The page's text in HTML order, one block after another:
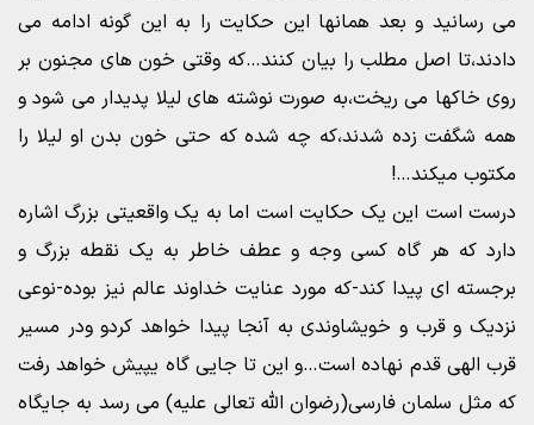
می رسانید و بعد همانها این حکایت را به این گونه ادامه می
دادند،تا اصل مطلب را بیان کنند…که وقتی خون های مجنون بر
روی خاکها می ریخت،به صورت نوشته های لیلا پدیدار می شود و
همه شگفت زده شدند،که چه شده که حتی خون بدن او لیلا را
مکتوب میکند…!
درست است این یک حکایت است اما به یک واقعیتی بزرگ اشاره
دارد که هر گاه کسی وجه و عطف خاطر به یک نقطه بزرگ و
برجسته ای پیدا کند-که مورد عنایت خداوند عالم نیز بوده-نوعی
نزدیک و قرب و خویشاوندی به آنجا پیدا خواهد کردو ودر مسیر
قرب الهی قدم نهاده است…و این تا جایی گاه یپیش خواهد رفت
که مثل سلمان فارسی(رضوان الله تعالی علیه) می رسد به جایگاه